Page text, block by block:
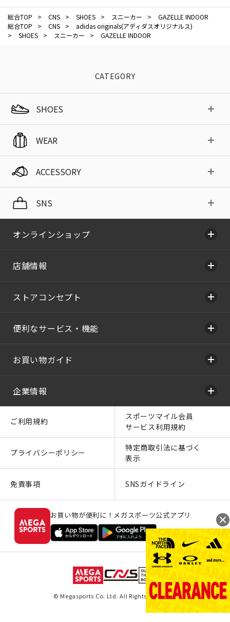
総合TOP > CNS > SHOES > スニーカー >
GAZELLE INDOOR
総合TOP
> CNS >
adidas originals(アディダスオリジナルス)
>
SHOES > スニーカー > GAZELLE INDOOR
CATEGORY
SHOES
WEAR
ACCESSORY
SNS
オンラインショップ
店舗情報
ストアコンセプト
便利なサービス・機能
お買い物ガイド
企業情報
ご利用規約
スポーツマイル会員
サービス利用規約
プライバシーポリシー
特定商取引法に基づく
表示
免責事項 SNSガイドライン
お買い物が便利に！メガスポーツ公式アプリ
© Megasports Co. Ltd. All Rights Reserved.